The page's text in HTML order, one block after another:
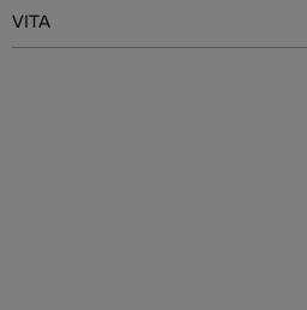
VITA